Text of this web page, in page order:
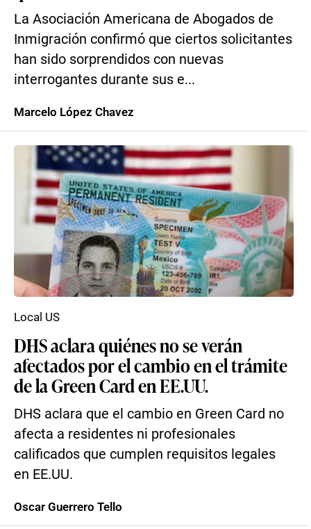
La Asociación Americana de Abogados de
Inmigración confirmó que ciertos solicitantes
han sido sorprendidos con nuevas
interrogantes durante sus e...
Marcelo López Chavez
DHS aclara quiénes no se verán
afectados por el cambio en el trámite
de la Green Card en EE.UU.
DHS aclara que el cambio en Green Card no
afecta a residentes ni profesionales
calificados que cumplen requisitos legales
en EE.UU.
Local US
Oscar Guerrero Tello